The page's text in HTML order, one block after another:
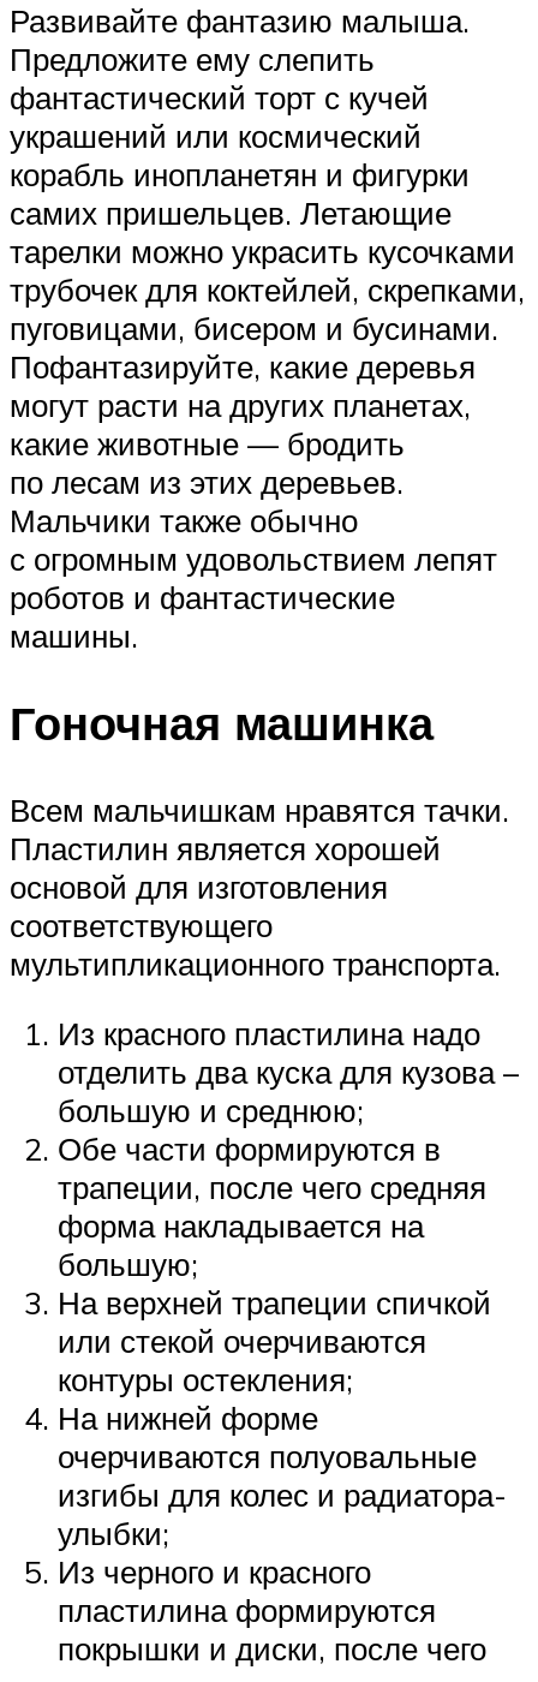
Развивайте фантазию малыша.
Предложите ему слепить
фантастический торт с кучей
украшений или космический
корабль инопланетян и фигурки
самих пришельцев. Летающие
тарелки можно украсить кусочками
трубочек для коктейлей, скрепками,
пуговицами, бисером и бусинами.
Пофантазируйте, какие деревья
могут расти на других планетах,
какие животные — бродить
по лесам из этих деревьев.
Мальчики также обычно
с огромным удовольствием лепят
роботов и фантастические
машины.
Гоночная машинка
Всем мальчишкам нравятся тачки.
Пластилин является хорошей
основой для изготовления
соответствующего
мультипликационного транспорта.
Из красного пластилина надо
отделить два куска для кузова –
большую и среднюю;
Обе части формируются в
трапеции, после чего средняя
форма накладывается на
большую;
На верхней трапеции спичкой
или стекой очерчиваются
контуры остекления;
На нижней форме
очерчиваются полуовальные
изгибы для колес и радиатора-
улыбки;
Из черного и красного
пластилина формируются
покрышки и диски, после чего